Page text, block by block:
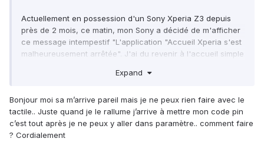
Merci d'avance!!!
Solution trouvée (désolée pour ce double message, donc) :
je suis allée dans Réglages --> Applications --> Toutes -->
Accueil Xperia --> Supprimer les données. Puis, j'ai relancé
Actuellement en possession d'un Sony Xperia Z3 depuis
près de 2 mois, ce matin, mon Sony a décidé de m'afficher
ce message intempestif "L'application "Accueil Xperia s'est
malheureusement arrêtée". J'ai du revenir à l'accueil simple
ce problème comme, de plus, ce message continue de
J'ai essayé de trouver ma réponse sur Internet mais
peine...Dois-je tout reconfigurer? Existe-t-il une alternative?
Expand
Bonjour moi sa m’arrive pareil mais je ne peux rien faire avec le
tactile.. Juste quand je le rallume j’arrive à mettre mon code pin
c’est tout après je ne peux y aller dans paramètre.. comment faire
? Cordialement